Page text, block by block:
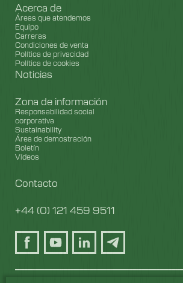
Acerca de
Áreas que atendemos
Equipo
Carreras
Condiciones de venta
Política de privacidad
Política de cookies
Noticias
Zona de información
Responsabilidad social
corporativa
Sustainability
Área de demostración
Boletín
Vídeos
Contacto
+44 (0) 121 459 9511